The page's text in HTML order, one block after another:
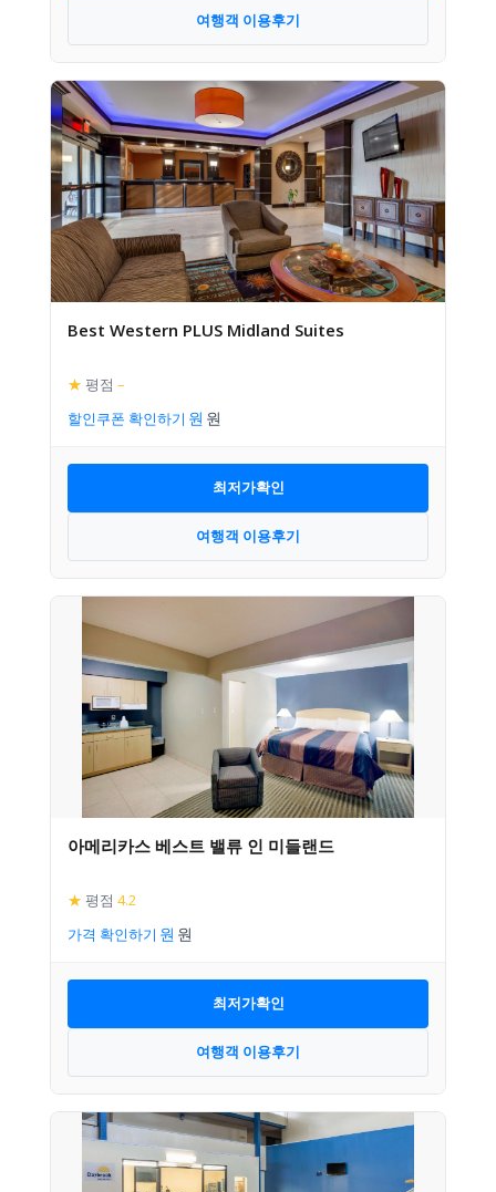
여행객 이용후기
Best Western PLUS Midland Suites
★ 평점 –
할인쿠폰 확인하기
최저가확인
여행객 이용후기
아메리카스 베스트 밸류 인 미들랜드
★ 평점 4.2
가격 확인하기
최저가확인
여행객 이용후기